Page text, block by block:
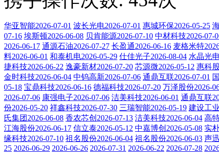
华亚智能2026-07-01 波长光电2026-07-01 惠城环保2026-05-25
07-16 埃斯顿2026-06-08 贝肯能源2026-07-10 中材科技2026-07-
2026-06-17 通源石油2026-07-27 长盈通2026-06-16 麦格米特
料2026-06-01 和泰机电2026-05-29 仕佳光子2026-08-04 水晶光
捷科技2026-06-22 逸豪新材2026-07-20 芯源微2026-05-12 惠科
金时科技2026-06-04 中钨高新2026-07-06 通鼎互联2026-07-01
05-18 宝鼎科技2026-06-16 德福科技2026-07-20 万泽股份2026-
2026-07-06 康强电子2026-07-06 洁美科技2026-06-01 通鼎互联
份2026-05-20 祥鑫科技2026-07-30 三瑞智能2026-05-19 建设工
氏集团2026-06-08 香农芯创2026-07-13 洁美科技2026-06-04 高
江海股份2026-06-17 信立泰2026-05-12 中嘉博创2026-05-08 实
缘科技2026-07-10 祖名股份2026-06-04 祖名股份2026-06-03 声
25 2026-06-29 2026-06-26 2026-07-31 2026-06-22 2026-07-28